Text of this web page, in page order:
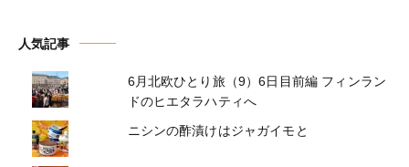
人気記事
6月北欧ひとり旅（9）6日目前編 フィンラン
ドのヒエタラハティへ
ニシンの酢漬けはジャガイモと